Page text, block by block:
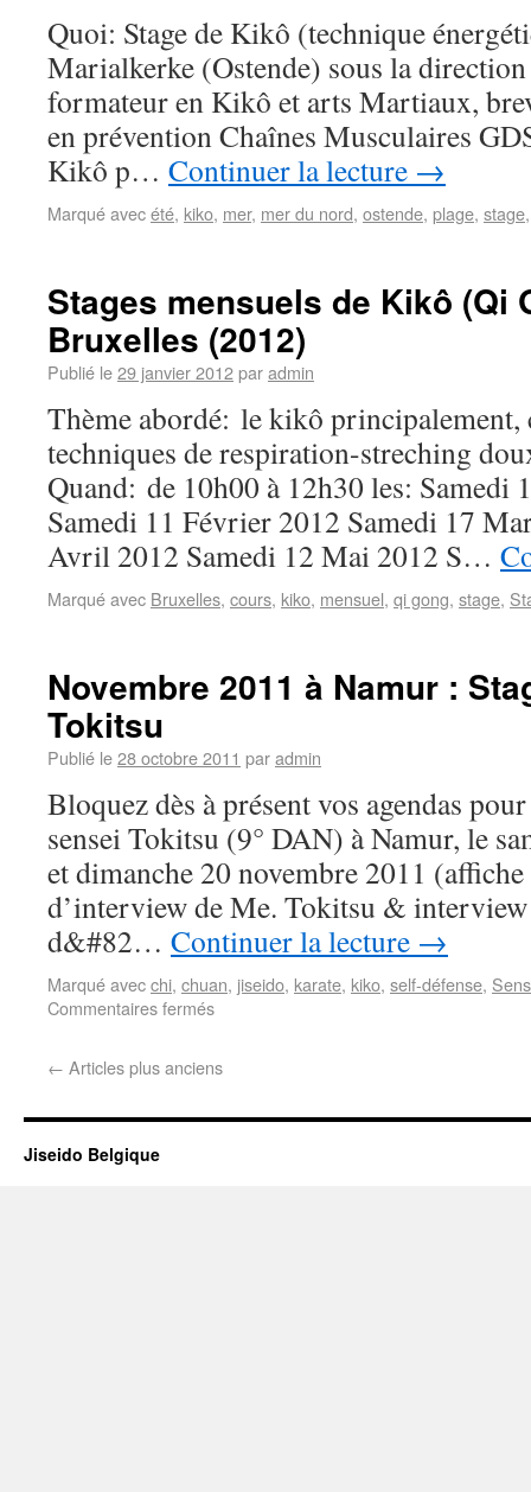
Quoi: Stage de Kikô (technique
Marialkerke (Ostende) sous la
formateur en Kikô et arts Martiaux,
en prévention Chaînes Musculaires
Kikô p… Continuer la lecture →
Marqué avecété, kiko, mer, mer du nord, ostende, plage, stage
Stages mensuels de Kikô (Qi
Bruxelles (2012)
Publié le29 janvier 2012paradmin
Thème abordé: le kikô principalement,
techniques de respiration-streching
Quand: de 10h00 à 12h30 les: Samedi
Samedi 11 Février 2012 Samedi 17
Avril 2012 Samedi 12 Mai 2012 S…
Marqué avec Bruxelles, cours, kiko, mensuel, qi gong, stage,
Novembre 2011 à Namur :
Tokitsu
Publié le28 octobre 2011 paradmin
Bloquez dès à présent vos agendas
sensei Tokitsu (9° DAN) à Namur, le
et dimanche 20 novembre 2011
d’interview de Me. Tokitsu &
d&#82… Continuer la lecture →
Marqué avecchi, chuan, jiseido, karate, kiko, self-défense,
Commentaires fermés
← Articles plus anciens
Jiseido Belgique